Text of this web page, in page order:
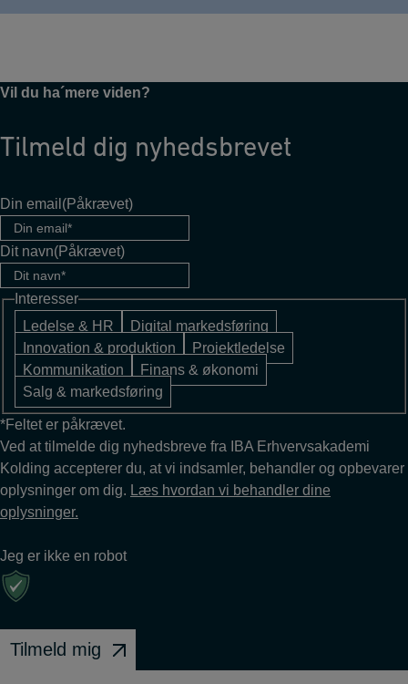
Vil du ha´mere viden?
Tilmeld dig nyhedsbrevet
Din email (Påkrævet)
Dit navn(Påkrævet)
Interesser
Ledelse & HR
Digital markedsføring
Innovation & produktion
Projektledelse
Kommunikation
Finans & økonomi
Salg & markedsføring
*Feltet er påkrævet.
Ved at tilmelde dig nyhedsbreve fra IBA Erhvervsakademi
Kolding accepterer du, at vi indsamler, behandler og opbevarer
oplysninger om dig. Læs hvordan vi behandler dine
oplysninger.
Jeg er ikke en robot
Tilmeld mig